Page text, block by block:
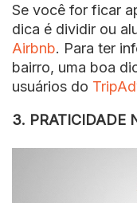
Se você for ficar
dica é dividir ou
Airbnb. Para ter
bairro, uma boa
usuários do
3. PRATICIDADE